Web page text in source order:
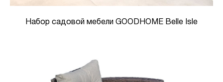
Набор садовой мебели GOODHOME Belle Isle